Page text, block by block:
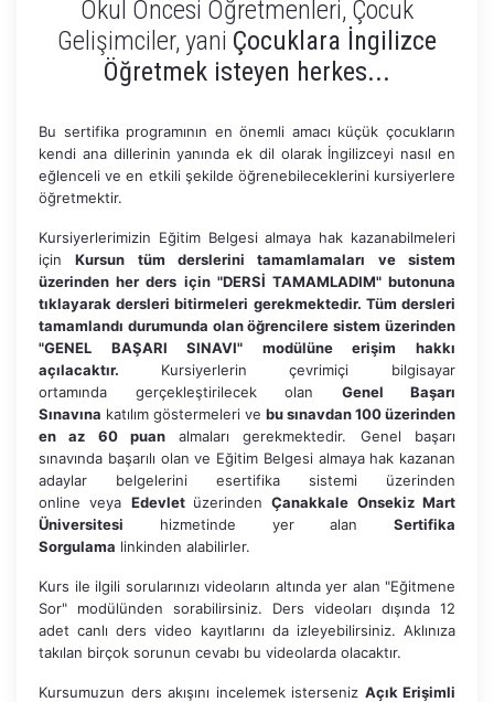
Okul Öncesi Öğretmenleri, Çocuk
Gelişimciler, yani Çocuklara İngilizce
Öğretmek isteyen herkes...
Bu sertifika programının en önemli amacı küçük çocukların
kendi ana dillerinin yanında ek dil olarak İngilizceyi nasıl en
eğlenceli ve en etkili şekilde öğrenebileceklerini kursiyerlere
öğretmektir.
Kursiyerlerimizin Eğitim Belgesi almaya hak kazanabilmeleri
içinKursun tüm derslerini tamamlamaları ve sistem
üzerinden her ders için "DERSİ TAMAMLADIM" butonuna
tıklayarak dersleri bitirmeleri gerekmektedir. Tüm dersleri
tamamlandı durumunda olan öğrencilere sistem üzerinden
"GENEL BAŞARI SINAVI" modülüne erişim hakkı
açılacaktır. Kursiyerlerin çevrimiçi bilgisayar
ortamında gerçekleştirilecek olan Genel Başarı
Sınavına katılım göstermeleri ve bu sınavdan 100 üzerinden
en az 60 puanalmaları gerekmektedir. Genel başarı
sınavında başarılı olan ve Eğitim Belgesi almaya hak kazanan
adaylar belgelerini esertifika sistemi üzerinden
online veya Edevlet üzerindenÇanakkale Onsekiz Mart
Üniversitesi hizmetinde yer alan Sertifika
Sorgulama linkinden alabilirler.
Kurs ile ilgili sorularınızı videoların altında yer alan "Eğitmene
Sor" modülünden sorabilirsiniz. Ders videoları dışında 12
adet canlı ders video kayıtlarını da izleyebilirsiniz. Aklınıza
takılan birçok sorunun cevabı bu videolarda olacaktır.
Kursumuzun ders akışını incelemek isterseniz Açık Erişimli